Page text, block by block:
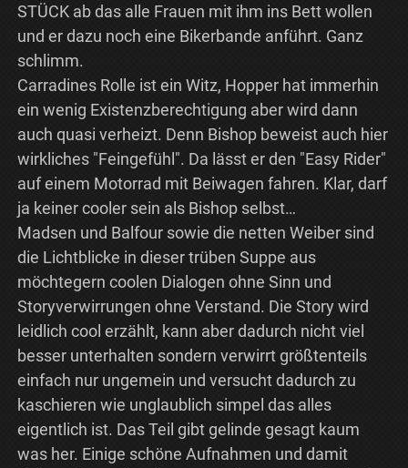
STÜCK ab das alle Frauen mit ihm ins Bett wollen
und er dazu noch eine Bikerbande anführt. Ganz
schlimm.
Carradines Rolle ist ein Witz, Hopper hat immerhin
ein wenig Existenzberechtigung aber wird dann
auch quasi verheizt. Denn Bishop beweist auch hier
wirkliches "Feingefühl". Da lässt er den "Easy Rider"
auf einem Motorrad mit Beiwagen fahren. Klar, darf
ja keiner cooler sein als Bishop selbst…
Madsen und Balfour sowie die netten Weiber sind
die Lichtblicke in dieser trüben Suppe aus
möchtegern coolen Dialogen ohne Sinn und
Storyverwirrungen ohne Verstand. Die Story wird
leidlich cool erzählt, kann aber dadurch nicht viel
besser unterhalten sondern verwirrt größtenteils
einfach nur ungemein und versucht dadurch zu
kaschieren wie unglaublich simpel das alles
eigentlich ist. Das Teil gibt gelinde gesagt kaum
was her. Einige schöne Aufnahmen und damit